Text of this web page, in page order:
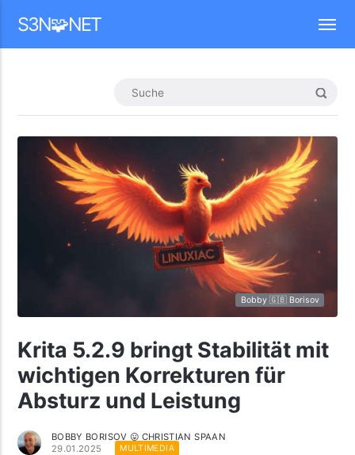
S3N🧩NET
Bobby 🇬🇧 Borisov
Krita 5.2.9 bringt Stabilität mit
wichtigen Korrekturen für
Absturz und Leistung
BOBBY BORISOV 😛 CHRISTIAN SPAAN
29.01.2025
MULTIMEDIA